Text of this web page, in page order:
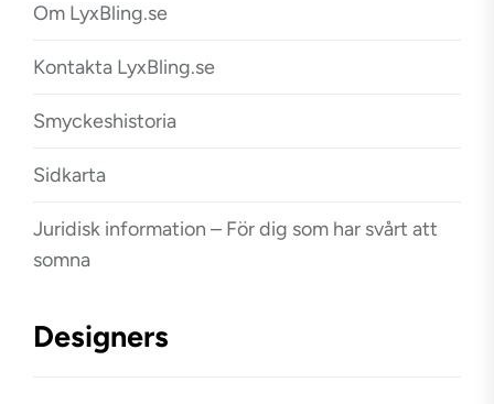
Om LyxBling.se
Kontakta LyxBling.se
Smyckeshistoria
Sidkarta
Juridisk information – För dig som har svårt att
somna
Designers